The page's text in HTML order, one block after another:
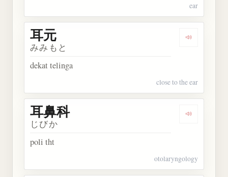
ear
Dengarkan
耳元
みみもと
dekat telinga
close to the ear
Dengarkan
耳鼻科
じびか
poli tht
otolaryngology